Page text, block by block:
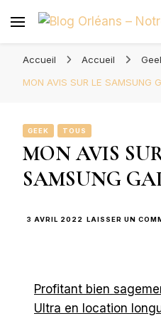
Accueil Accueil
MON AVIS SUR LE SAMSUNG
GEEK TOUS
MON AVIS
SAMSUNG
3 AVRIL 2022 LAISSER UN
Profitant bien
Ultra en location